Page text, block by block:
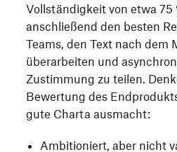
Vollständigkeit von etwa 75
anschließend den besten
Teams, den Text nach dem
überarbeiten und
Zustimmung zu teilen.
Bewertung des
gute Charta ausmacht:
Ambitioniert, aber nicht